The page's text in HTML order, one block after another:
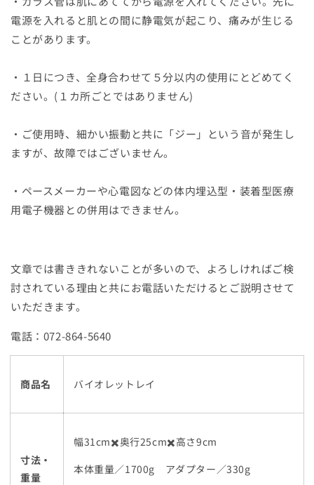
電源を入れると肌との間に静電気が起こり、痛みが生じる
ことがあります。
・１日につき、全身合わせて５分以内の使用にとどめてく
ださい。(１カ所ごとではありません)
・ご使用時、細かい振動と共に「ジー」という音が発生し
ますが、故障ではございません。
・ペースメーカーや心電図などの体内埋込型・装着型医療
用電子機器との併用はできません。
文章では書ききれないことが多いので、よろしければご検
討されている理由と共にお電話いただけるとご説明させて
いただきます。
電話：072-864-5640
商品名 バイオレットレイ
寸法・
重量
幅31cm✖️奥行25cm✖️高さ9cm
本体重量／1700g アダプター／330g